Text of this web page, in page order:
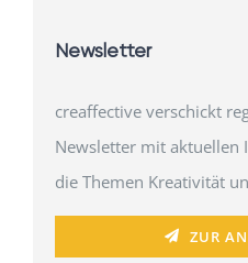
Newsletter
creaffective verschickt
Newsletter mit
die Themen Kreativität
ZUR